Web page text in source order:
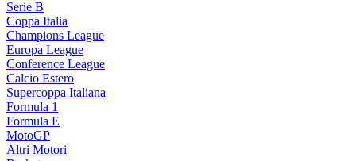
Serie B
Coppa Italia
Champions League
Europa League
Conference League
Calcio Estero
Supercoppa Italiana
Formula 1
Formula E
MotoGP
Altri Motori